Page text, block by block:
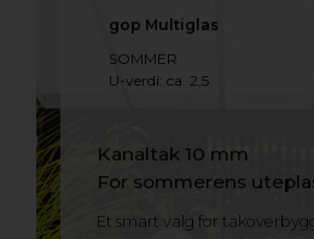
gop Multiglas
SOMMER
U-verdi: ca. 2,5
Kanaltak 10 mm
For sommerens
Et smart valg for